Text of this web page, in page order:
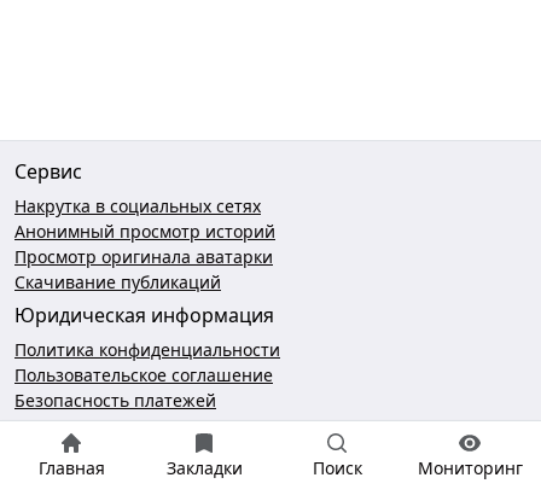
Главная Закладки Поиск Мониторинг
Сервис
Накрутка в социальных сетях
Анонимный просмотр историй
Просмотр оригинала аватарки
Скачивание публикаций
Юридическая информация
Политика конфиденциальности
Пользовательское соглашение
Безопасность платежей
Чат поддержки
hello@gramotool.ru